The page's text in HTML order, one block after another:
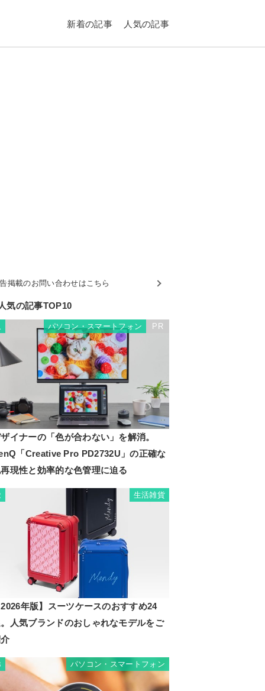
新着の記事 人気の記事
掲載のお問い合わせはこちら
気の記事TOP10
パソコン・スマートフォン PR
イナーの「色が合わない」を解消。
「Creative Pro PD2732U」の正確な
現性と効率的な色管理に迫る
生活雑貨
年版】スーツケースのおすすめ24
人気ブランドのおしゃれなモデルをご
パソコン・スマートフォン